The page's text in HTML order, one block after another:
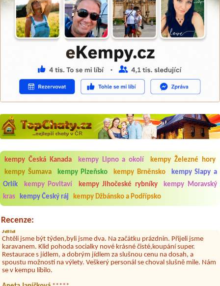
kempy Česká Kanada kempy Lipno a okolí
kempy Železné hory
kempy Šumava
kempy Plzeňsko kempy Brněnsko
kempy Slapy a
Orlík
kempy Povltaví kempy Jihočeské rybníky
kempy Moravský
kras
kempy Český ráj kempy Džbánsko a Podřípsko
Recenze:
Aneta Melicharová
***
Byli jsme zde v týdnu od 25.7. do 1.8. 2026. Kemp jako takový je pěkný.
V umývárně i na WC bylo vždy čisto, doplněný papír i utěrky, což při
množství návštěvníků není samozřejmost. V kempu je obchod a
restaurace, kebab a další občerstvení. Co nás ale velice zklamalo byl
celodenní hluk z repráků u stanů a absolutní bezohlednost ostatních
Chtěli jsme být týden,byli jsme dva. Na začátku prázdnin. Přijeli jsme
karavanem. Klid pohoda socialky nové krásné čisté,koupání super.
Restaurace s jídlem, a dobrým jídlem za slušnou cenu na dosah, a
spoustu možností na výlety. Veškerý personál se choval slušně mile. Nám
se v kempu líbilo.
Aneta Janíčková *****